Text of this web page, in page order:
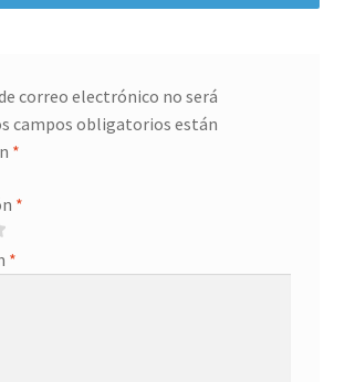
correo electrónico no será
campos obligatorios están
*
*
*